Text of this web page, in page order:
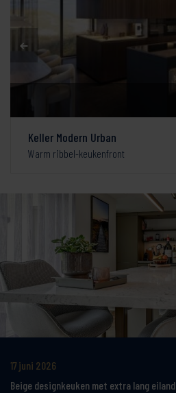
Keller Modern Urban
Warm ribbel-keukenfront
17 juni 2026
Beige designkeuken met extra lang eiland